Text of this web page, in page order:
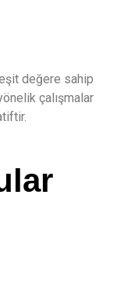
eşit değere sahip
çalışmalar